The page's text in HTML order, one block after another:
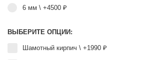
6 мм \ +4500 ₽
ВЫБЕРИТЕ ОПЦИИ:
Шамотный кирпич \ +1990 ₽